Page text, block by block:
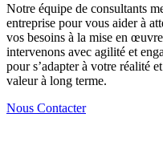
Notre équipe de consultants
entreprise pour vous aider à
vos besoins à la mise en
intervenons avec agilité et
pour s’adapter à votre réalité
valeur à long terme.
Nous Contacter